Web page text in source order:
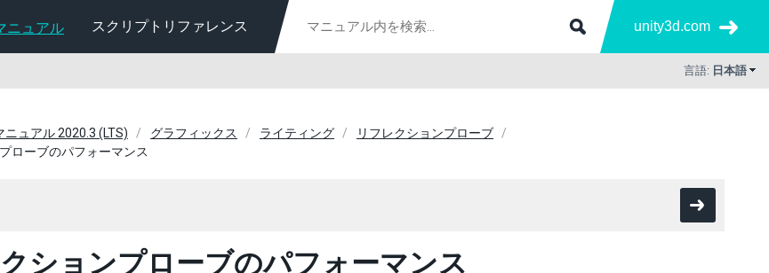
ニュアル スクリプトリファレンス unity3d.com
言語: 日本語
ュアル 2020.3 (LTS) グラフィックス ライティング
リフレクションプローブ
ローブのパフォーマンス
ションプローブのパフォーマンス